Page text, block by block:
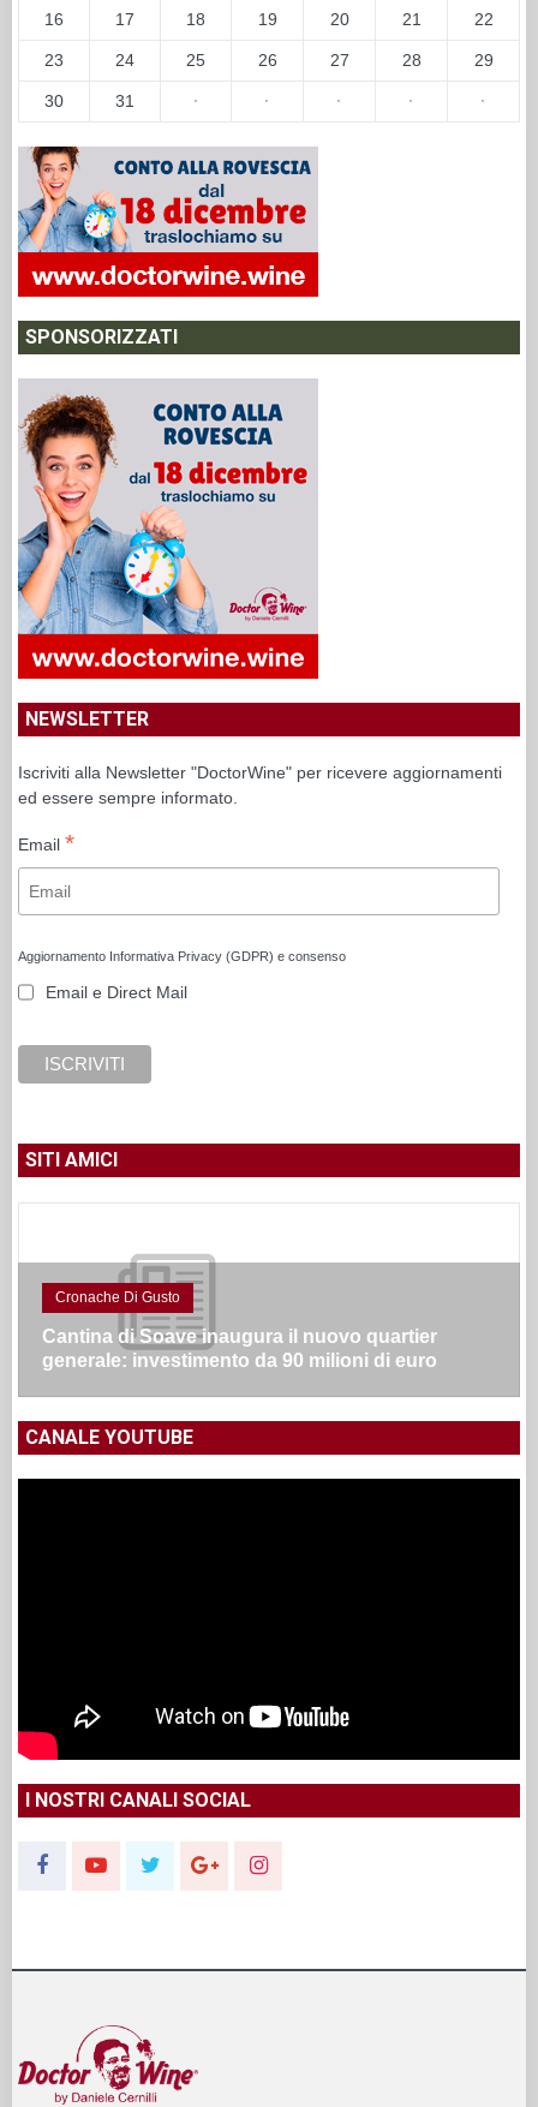
16 17 18 19 20 21 22
23 24 25 26 27 28 29
30 31 · · · · ·
SPONSORIZZATI
NEWSLETTER
Iscriviti alla Newsletter "DoctorWine" per ricevere aggiornamenti
ed essere sempre informato.
Email *
Aggiornamento Informativa Privacy (GDPR) e consenso
Email e Direct Mail
SITI AMICI
Cronache Di Gusto
Cantina di Soave inaugura il nuovo quartier
generale: investimento da 90 milioni di euro
CANALE YOUTUBE
I NOSTRI CANALI SOCIAL